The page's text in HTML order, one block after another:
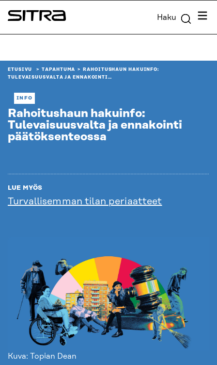
Siirry
suoraan
Sitra Haku
ETUSIVU TAPAHTUMA
RAHOITUSHAUN HAKUINFO:
TULEVAISUUSVALTA JA ENNAKOINTI…
INFO
Rahoitushaun hakuinfo:
Tulevaisuusvalta ja ennakointi
päätöksenteossa
LUE MYÖS
Turvallisemman tilan periaatteet
Kuva: Topian Dean